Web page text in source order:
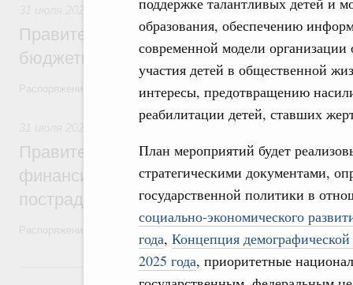
образования, обеспечению
современной модели
участия детей в общественной
интересы, предотвращению
реабилитации детей, ставших
План мероприятий будет
стратегическими документами,
государственной политики в
социально-экономического
года, Концепция
2025 года, приоритетные
Бюджеты субъектов Федерации.
Правительство спишет часть
бюджетным кредитам ещё двум
Распоряжение от 29 июля 2026 года №2016-р
Правительство выделило
финансирование Дагестану и Чечне на
пострадавшим от наводнения
Распоряжение от 28 июля 2026 года №1999-р и распоряжение от
30 июля, четверг